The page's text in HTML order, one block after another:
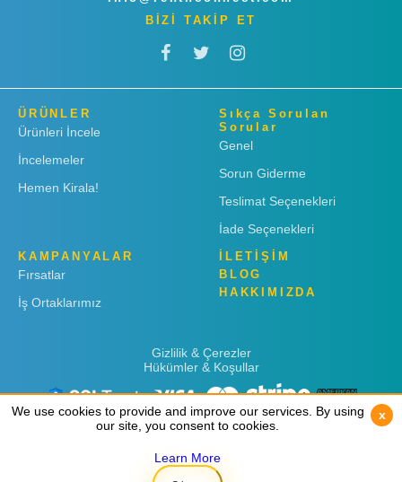
BİZİ TAKİP ET
ÜRÜNLER
Ürünleri İncele
İncelemeler
Hemen Kirala!
Sıkça Sorulan
Sorular
Genel
Sorun Giderme
Teslimat Seçenekleri
İade Seçenekleri
KAMPANYALAR
Fırsatlar
İş Ortaklarımız
İLETİŞİM
BLOG
HAKKIMIZDA
Gizlilik & Çerezler
Hükümler & Koşullar
Copyright © 2019 Rent 'n Connect
We use cookies to provide and improve our services. By using
our site, you consent to cookies.
Learn More
x
We use cookies to provide and improve our services. By using
our site, you consent to cookies.
Learn More
x